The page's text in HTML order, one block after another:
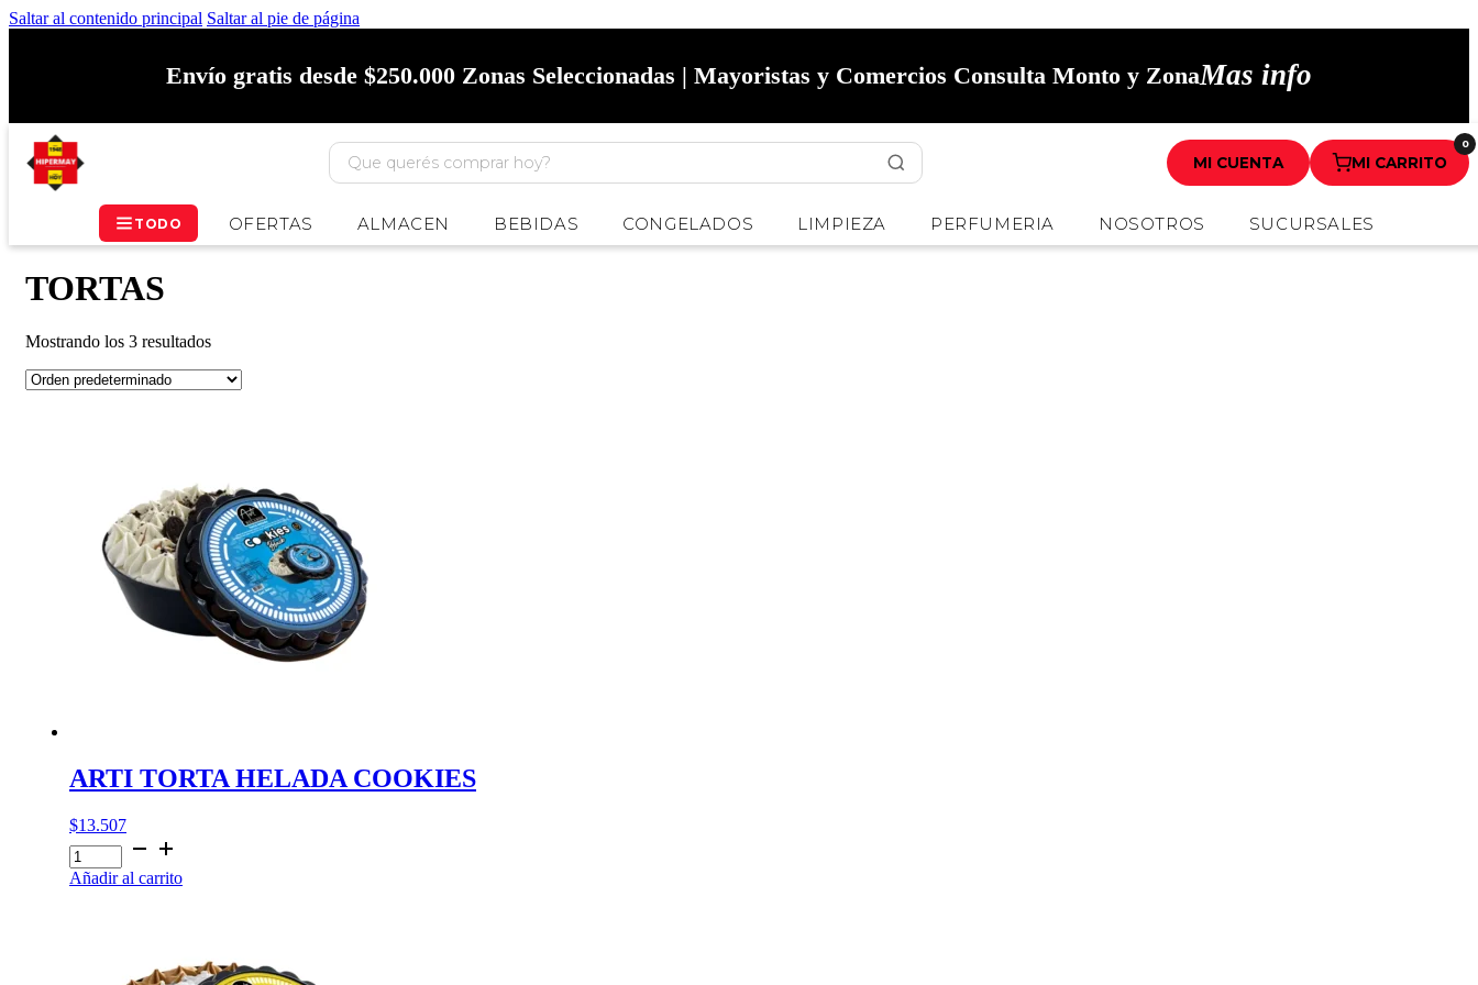
Saltar al contenido principal Saltar al pie de página
Envío gratis desde $250.000 Zonas Seleccionadas | Mayoristas y Comercios Consulta Monto y ZonaMas info
MI CUENTA MI CARRITO
0
TODO OFERTAS ALMACEN BEBIDAS CONGELADOS LIMPIEZA PERFUMERIA NOSOTROS SUCURSALES
TORTAS
Mostrando los 3 resultados
ARTI TORTA HELADA COOKIES
$13.507
ARTI
TORTA
HELADA
Añadir al carrito